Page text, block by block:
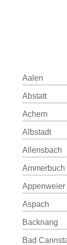
Aalen
Abstatt
Achern
Albstadt
Allensbach
Ammerbuch
Appenweier
Aspach
Backnang
Bad